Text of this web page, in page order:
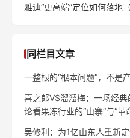
雅迪“更高端”定位如何落地（
同栏目文章
一整根的“根本问题”，不是
喜之郎VS溜溜梅：一场经
论看果冻行业的“山寨”与“革
吴修利：为1亿山东人重新